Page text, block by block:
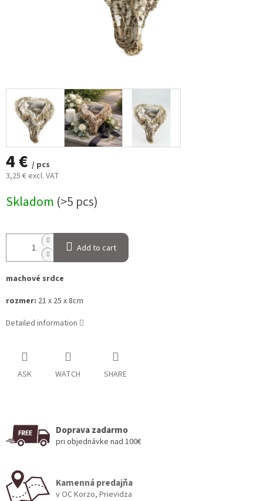
4 € / pcs
3,25 € excl. VAT
price:
Skladom (>5 pcs)
Add to cart
machové srdce
rozmer: 21 x 25 x 8cm
Detailed information
ASK WATCH SHARE
Doprava zadarmo
pri objednávke nad 100€
Kamenná predajňa
v OC Korzo, Prievidza